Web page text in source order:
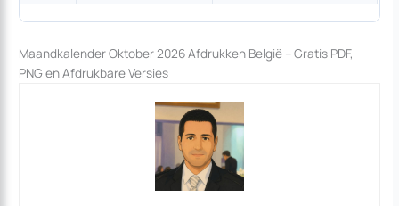
Maandkalender Oktober 2026 Afdrukken België – Gratis PDF,
PNG en Afdrukbare Versies